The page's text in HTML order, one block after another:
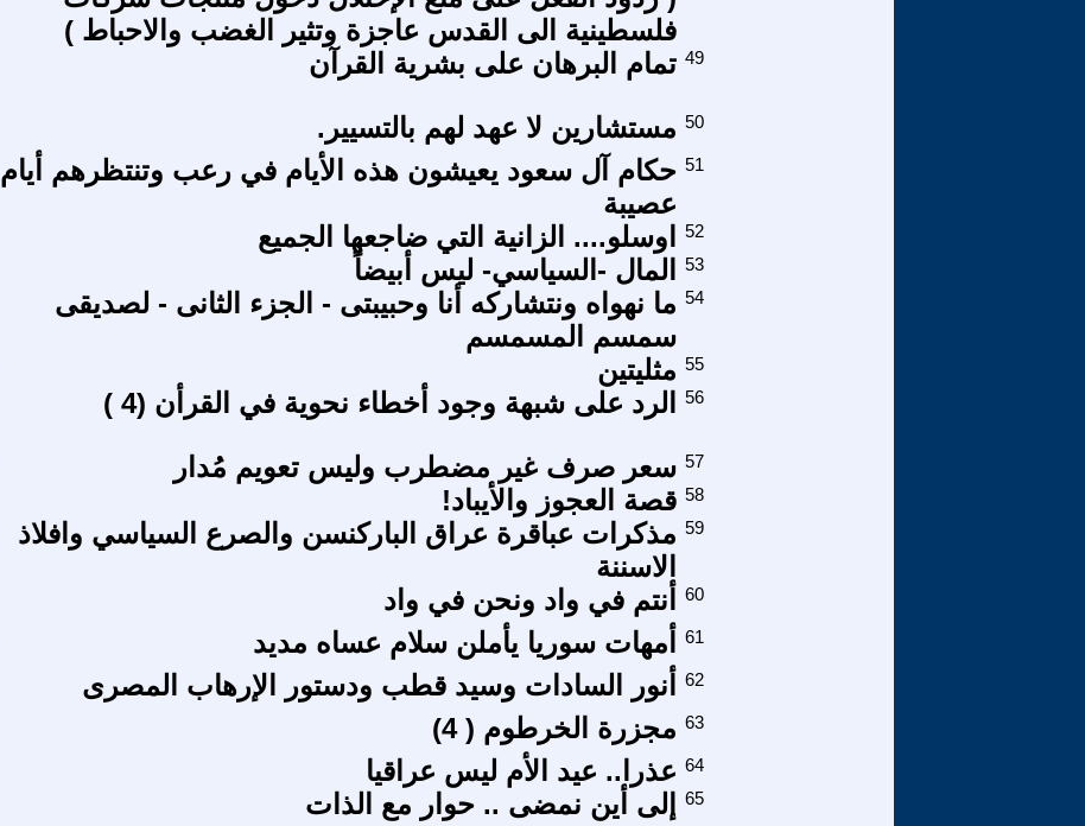
فلسطينية الى القدس عاجزة وتثير الغضب والاحباط )
تمام البرهان على بشرية القرآن 49
مستشارين لا عهد لهم بالتسيير. 50
حكام آل سعود يعيشون هذه الأيام في رعب وتنتظرهم أيام
عصيبة
51
اوسلو.... الزانية التي ضاجعها الجميع
52
المال -السياسي- ليس أبيضاً
53
ما نهواه ونتشاركه أنا وحبيبتى - الجزء الثانى - لصديقى
سمسم المسمسم
54
مثليتين 55
الرد على شبهة وجود أخطاء نحوية في القرأن (4 ) 56
سعر صرف غير مضطرب وليس تعويم مُدار 57
قصة العجوز والأيباد! 58
مذكرات عباقرة عراق الباركنسن والصرع السياسي وافلاذ
الاسننة
59
أنتم في واد ونحن في واد 60
أمهات سوريا يأملن سلام عساه مديد 61
أنور السادات وسيد قطب ودستور الإرهاب المصرى 62
مجزرة الخرطوم ( 4) 63
عذرا.. عيد الأم ليس عراقيا 64
إلى أين نمضى .. حوار مع الذات 65